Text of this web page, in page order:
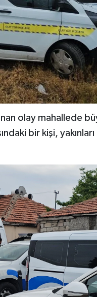
olay mahallede
bir kişi,